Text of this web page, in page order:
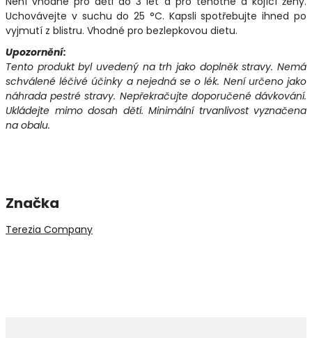
Uchovávejte v suchu do 25 °C. Kapsli spotřebujte ihned po
vyjmutí z blistru. Vhodné pro bezlepkovou dietu.
Upozornění:
Tento produkt byl uvedený na trh jako doplněk stravy. Nemá
schválené léčivé účinky a nejedná se o lék. Není určeno jako
náhrada pestré stravy. Nepřekračujte doporučené dávkování.
Ukládejte mimo dosah dětí. Minimální trvanlivost vyznačena
na obalu.
Značka
Terezia Company